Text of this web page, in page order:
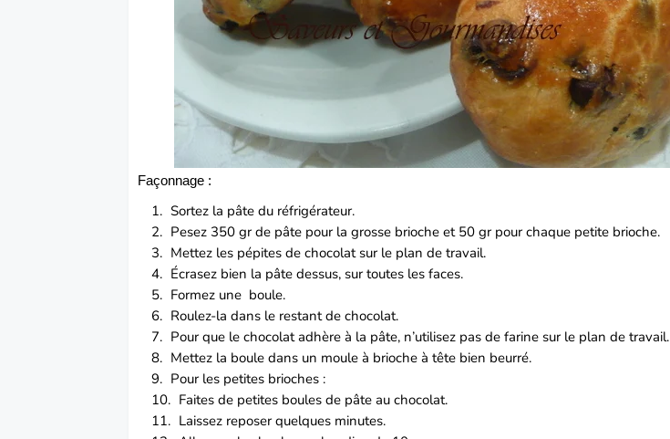
Façonnage :
Sortez la pâte du réfrigérateur.
Pesez 350 gr de pâte pour la grosse brioche et 50 gr pour chaque petite brioche.
Mettez les pépites de chocolat sur le plan de travail.
Écrasez bien la pâte dessus, sur toutes les faces.
Formez une boule.
Roulez-la dans le restant de chocolat.
Pour que le chocolat adhère à la pâte, n’utilisez pas de farine sur le plan de travail.
Mettez la boule dans un moule à brioche à tête bien beurré.
Pour les petites brioches :
Faites de petites boules de pâte au chocolat.
Laissez reposer quelques minutes.